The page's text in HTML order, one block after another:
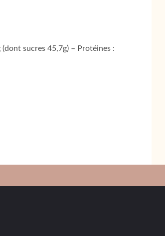
sucres 45,7g) – Protéines :